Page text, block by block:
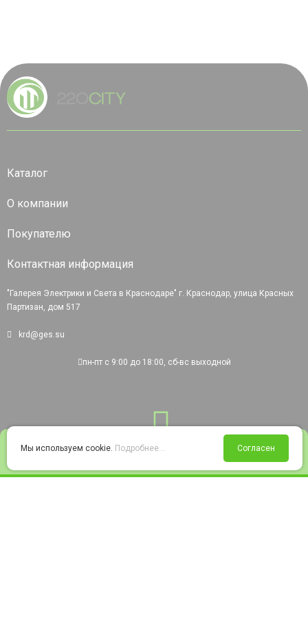
Войти Избранное Корзина
Каталог
О компании
Покупателю
Контактная информация
"Галерея Электрики и Света в Краснодаре" г. Краснодар, улица Красных
Партизан, дом 517
krd@ges.su
пн-пт с 9:00 до 18:00, сб-вс выходной
Мы используем cookie. Подробнее... Согласен